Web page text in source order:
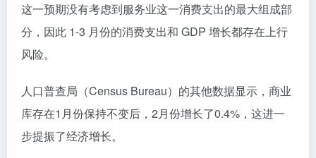
这一预期没有考虑到服务业这一消费支出的最大组成部
分，因此 1-3 月份的消费支出和 GDP 增长都存在上行
风险。
人口普查局（Census Bureau）的其他数据显示，商业
库存在1月份保持不变后，2月份增长了0.4%，这进一
步提振了经济增长。